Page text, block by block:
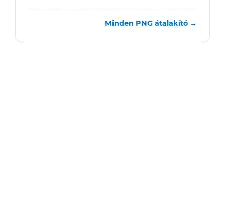
Minden PNG átalakító →